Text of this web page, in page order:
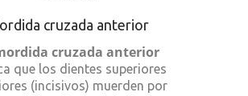
cruzada anterior
cruzada anterior
que los dientes superiores
(incisivos) muerden por